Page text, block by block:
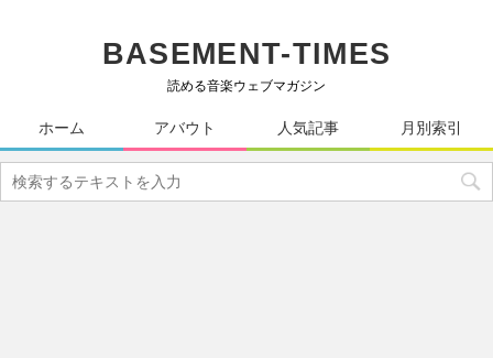
BASEMENT-TIMES
読める音楽ウェブマガジン
ホーム アバウト 人気記事 月別索引